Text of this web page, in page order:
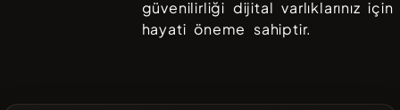
güvenilirliği dijital varlıklarınız için
hayati öneme sahiptir.